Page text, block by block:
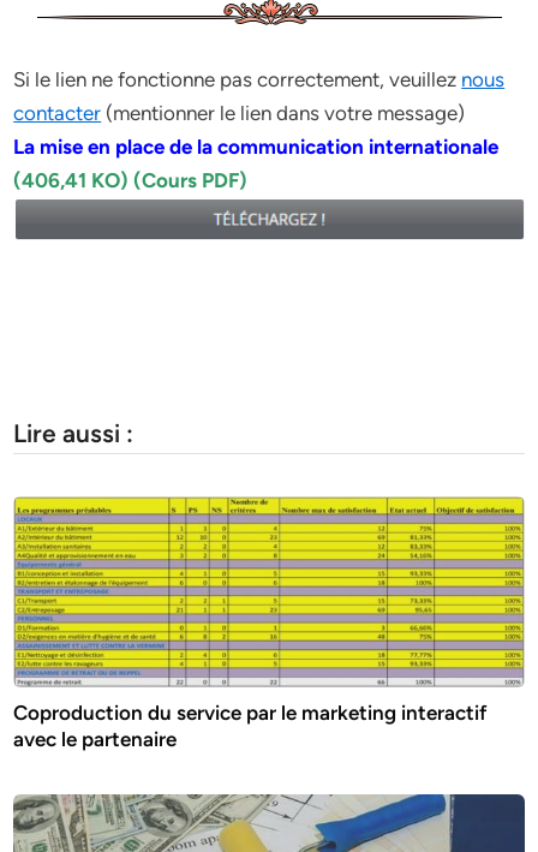
Si le lien ne fonctionne pas correctement, veuillez nous
contacter (mentionner le lien dans votre message)
La mise en place de la communication internationale
(406,41 KO) (Cours PDF)
Lire aussi :
Coproduction du service par le marketing interactif
avec le partenaire